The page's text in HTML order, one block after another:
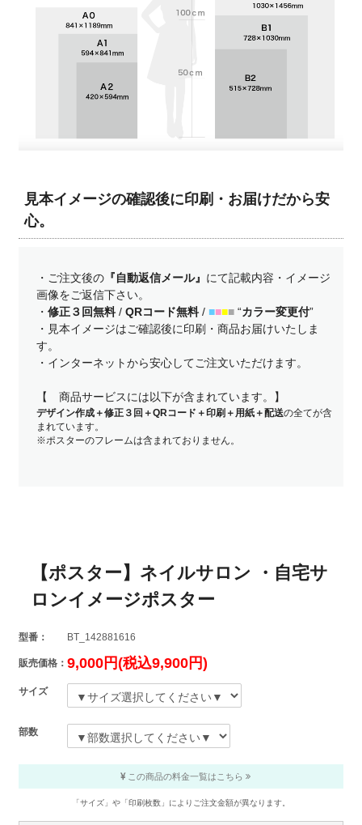
見本イメージの確認後に印刷・お届けだから安
心。
・ご注文後の『自動返信メール』 にて記載内容・イメージ
画像をご返信下さい。
・ 修正３回無料/QRコード無料/ ■■■■“カラー変更付”
・見本イメージはご確認後に印刷・商品お届けいたしま
す。
・インターネットから安心してご注文いただけます。
【 商品サービスには以下が含まれています。】
デザイン作成＋修正３回＋QRコード＋印刷＋用紙＋配送の全てが含
まれています。
※ポスターのフレームは含まれておりません。
【ポスター】ネイルサロン ・自宅サ
ロンイメージポスター
型番： BT_142881616
販売価格： 9,000円(税込9,900円)
サイズ
部数
この商品の料金一覧はこちら
「サイズ」や「印刷枚数」によりご注文金額が異なります。